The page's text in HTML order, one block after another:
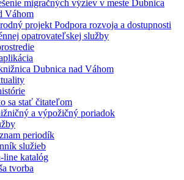
migračných výziev v meste Dubnica
Váhom
projekt Podpora rozvoja a dostupnosti
opatrovateľskej služby
Dubnica nad Váhom
sa stať čitateľom
a výpožičný poriadok
periodík
služieb
line katalóg
tvorba